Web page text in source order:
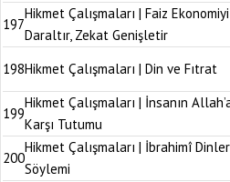
197
Hikmet Çalışmaları | Faiz Ekonomiyi
Daraltır, Zekat Genişletir
198Hikmet Çalışmaları | Din ve Fıtrat
199
Hikmet Çalışmaları | İnsanın
Karşı Tutumu
200
Hikmet Çalışmaları | İbrahimî Dinler
Söylemi